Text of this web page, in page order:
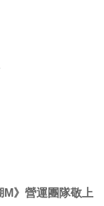
M》營運團隊敬上